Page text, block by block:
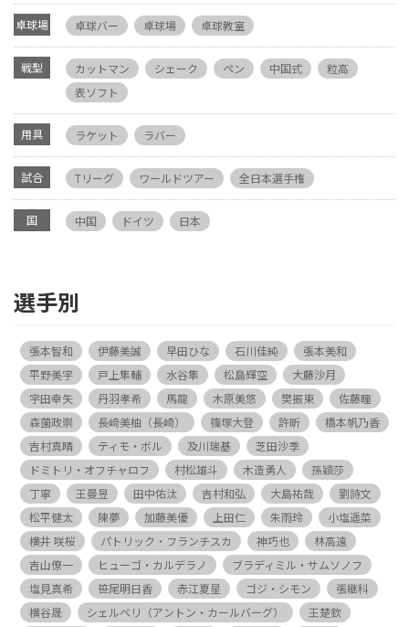
卓球場 卓球バー 卓球場 卓球教室
戦型 カットマン シェーク ペン 中国式
粒高
表ソフト
用具 ラケット ラバー
試合 Tリーグ ワールドツアー 全日本選手権
国 中国 ドイツ 日本
選手別
張本智和 伊藤美誠 早田ひな 石川佳純
張本美和
平野美宇
戸上隼輔 水谷隼 松島輝空
大藤沙月
宇田幸矢
丹羽孝希 馬龍 木原美悠 樊振東
佐藤瞳
森薗政崇
長﨑美柚（長崎） 篠塚大登 許昕
橋本帆乃香
吉村真晴
ティモ・ボル 及川瑞基
芝田沙季
ドミトリ・オフチャロフ
村松雄斗 木造勇人
孫穎莎
丁寧
王曼昱 田中佑汰 吉村和弘 大島祐哉
劉詩文
松平健太
陳夢 加藤美優 上田仁 朱雨玲
小塩遥菜
横井 咲桜
パトリック・フランチスカ 神巧也
林高遠
吉山僚一
ヒューゴ・カルデラノ
ブラディミル・サムソノフ
塩見真希
笹尾明日香 赤江夏星 ゴジ・シモン
張継科
横谷晟
シェルベリ（アントン・カールバーグ）
王楚欽